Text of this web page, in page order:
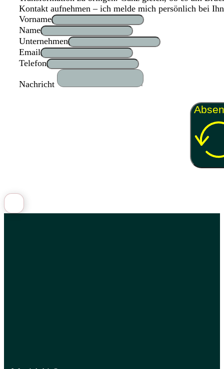
Kontakt aufnehmen – ich melde mich persönlich bei
Vorname
Name
Unternehmen
Email
Telefon
Nachricht